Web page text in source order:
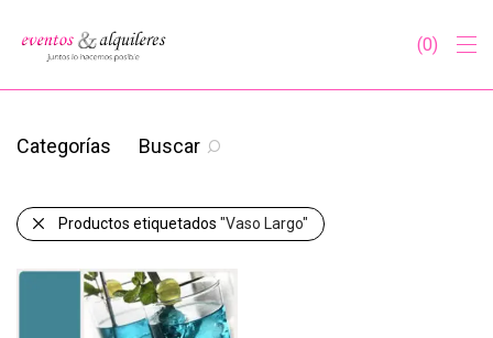
0
Categorías Buscar
Productos etiquetados "Vaso Largo"